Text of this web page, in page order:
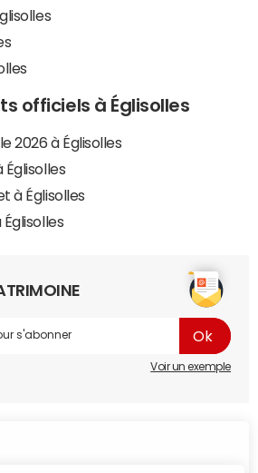
officiels à Églisolles
2026 à Églisolles
Églisolles
à Églisolles
Églisolles
Voir un exemple